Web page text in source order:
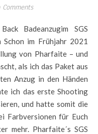
Comments
Schon im Frühjahr 2021
von Pharfaite – und
als ich das Paket aus
Anzug in den Händen
ich das erste Shooting
und hatte somit die
Farbversionen für Euch
mehr. Pharfaite´s SGS